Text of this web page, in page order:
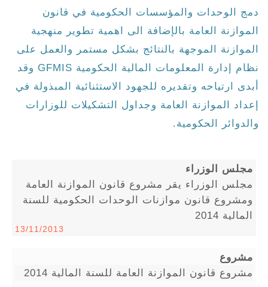
دمج الوحدات والمؤسسات الحكومية في قانون
الموازنة العامة بالإضافة الى اهمية تطوير منهجية
الموازنة الموجهة بالنتائج بشكل مستمر والعمل على
نظام إدارة المعلومات المالية الحكومية GFMIS وقد
أبدى ارتياحه وتقديره للجهود الاستثنائية المبذولة في
إعداد الموازنة العامة وجداول التشكيلات للوزارات
والدوائر الحكومية.
مجلس الوزراء
مجلس الوزراء يقر مشروع قانون الموازنة العامة
ومشروع قانون موازنات الوحدات الحكومية للسنة
المالية 2014
13/11/2013
مشروع
مشروع قانون الموازنة العامة للسنة المالية 2014